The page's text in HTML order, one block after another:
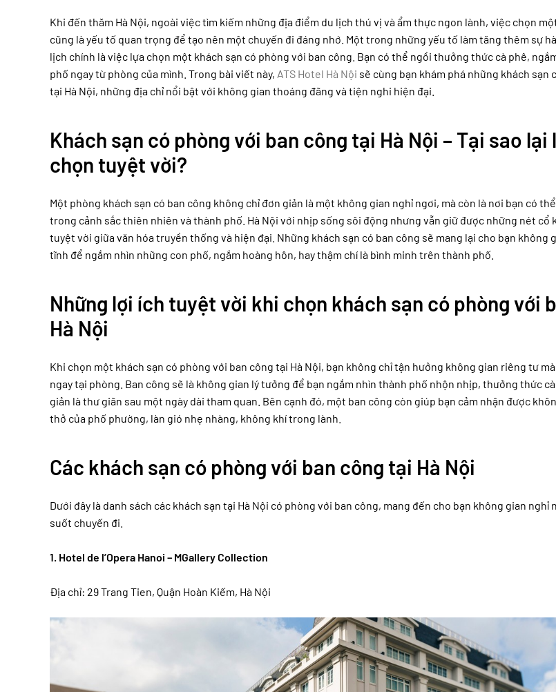
Khi đến thăm Hà Nội, ngoài việc tìm kiếm những địa điểm du lịch thú vị và ẩm thực ngon lành, việc chọn
cũng là yếu tố quan trọng để tạo nên một chuyến đi đáng nhớ. Một trong những yếu tố làm tăng thêm sự
lịch chính là việc lựa chọn một khách sạn có phòng với ban công. Bạn có thể ngồi thưởng thức cà phê,
phố ngay từ phòng của mình. Trong bài viết này, ATS Hotel Hà Nội sẽ cùng bạn khám phá những khách sạn
tại Hà Nội, những địa chỉ nổi bật với không gian thoáng đãng và tiện nghi hiện đại.
Khách sạn có phòng với ban công tại Hà Nội – Tại sao lại
chọn tuyệt vời?
Một phòng khách sạn có ban công không chỉ đơn giản là một không gian nghỉ ngơi, mà còn là nơi bạn có
trong cảnh sắc thiên nhiên và thành phố. Hà Nội với nhịp sống sôi động nhưng vẫn giữ được những nét cổ
tuyệt vời giữa văn hóa truyền thống và hiện đại. Những khách sạn có ban công sẽ mang lại cho bạn không
tĩnh để ngắm nhìn những con phố, ngắm hoàng hôn, hay thậm chí là bình minh trên thành phố.
Những lợi ích tuyệt vời khi chọn khách sạn có phòng với
Hà Nội
Khi chọn một khách sạn có phòng với ban công tại Hà Nội, bạn không chỉ tận hưởng không gian riêng tư
ngay tại phòng. Ban công sẽ là không gian lý tưởng để bạn ngắm nhìn thành phố nhộn nhịp, thưởng thức
giản là thư giãn sau một ngày dài tham quan. Bên cạnh đó, một ban công còn giúp bạn cảm nhận được
thở của phố phường, làn gió nhẹ nhàng, không khí trong lành.
Các khách sạn có phòng với ban công tại Hà Nội
Dưới đây là danh sách các khách sạn tại Hà Nội có phòng với ban công, mang đến cho bạn không gian
suốt chuyến đi.
1. Hotel de l’Opera Hanoi – MGallery Collection
Địa chỉ: 29 Trang Tien, Quận Hoàn Kiếm, Hà Nội